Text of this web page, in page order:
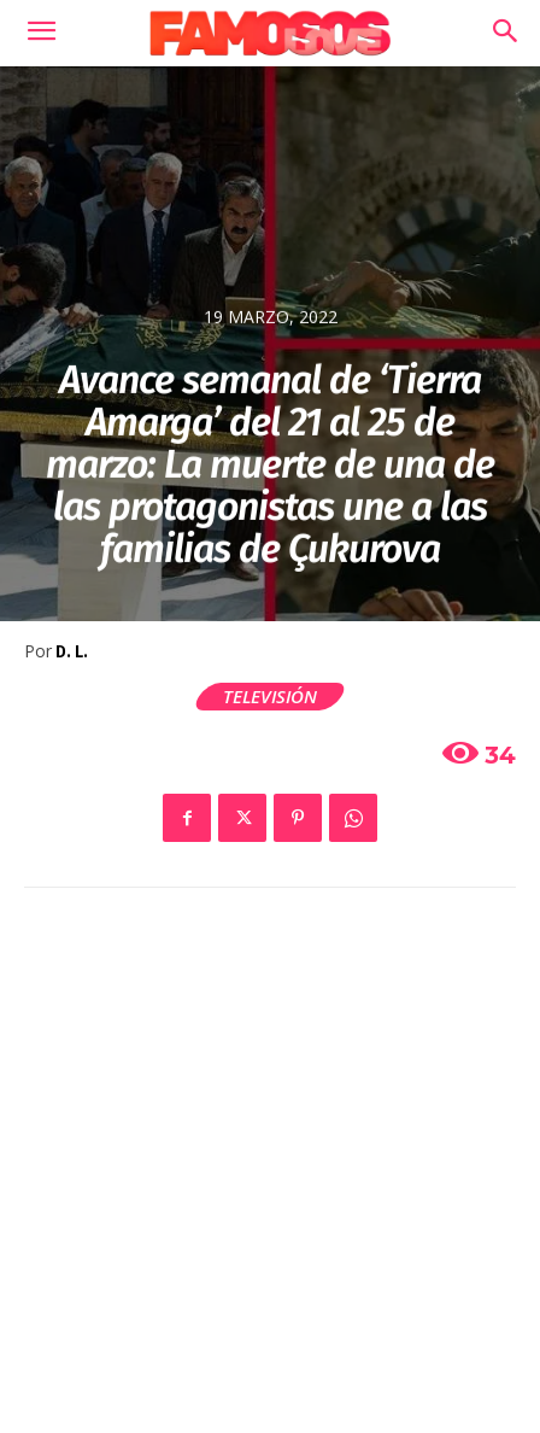
19 MARZO, 2022
Avance semanal de ‘Tierra
Amarga’ del 21 al 25 de
marzo: La muerte de una de
las protagonistas une a las
familias de Çukurova
Por D. L.
TELEVISIÓN
34